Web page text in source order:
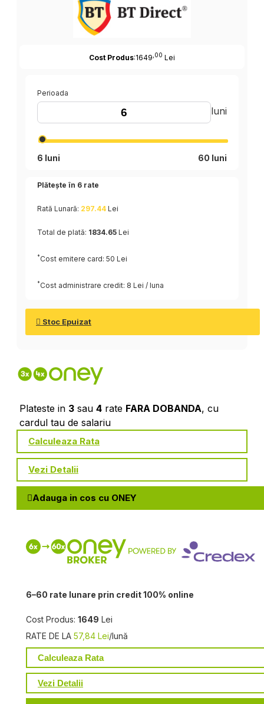
Cost Produs:1649 ,00 Lei
Perioada
luni
6 luni 60 luni
Plătește în 6 rate
Rată Lunară: 297.44 Lei
Total de plată: 1834.65 Lei
* Cost emitere card: 50 Lei
* Cost administrare credit: 8 Lei / luna
Stoc Epuizat
Plateste in 3 sau 4 rate FARA DOBANDA, cu
cardul tau de salariu
Calculeaza Rata
Vezi Detalii
Adauga in cos cu ONEY
6–60 rate lunare prin credit 100% online
Cost Produs: 1649 Lei
RATE DE LA 57,84 Lei/lună
Calculeaza Rata
Vezi Detalii